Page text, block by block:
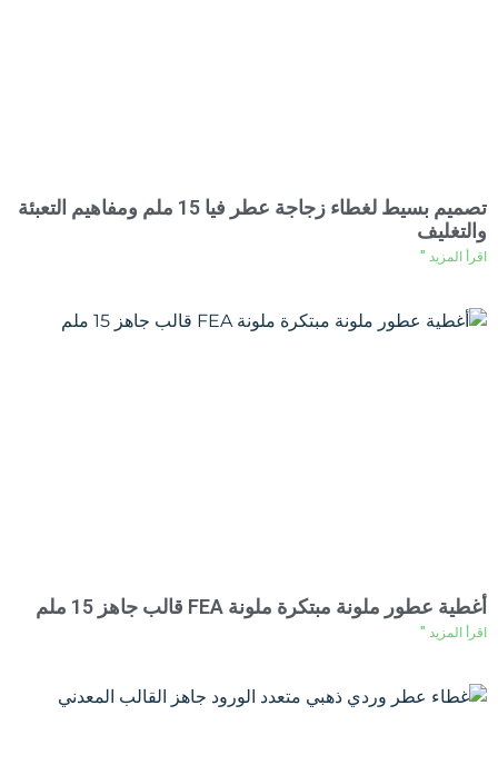
تصميم بسيط لغطاء زجاجة عطر فيا 15 ملم ومفاهيم التعبئة
والتغليف
اقرأ المزيد "
أغطية عطور ملونة مبتكرة ملونة FEA قالب جاهز 15 ملم
اقرأ المزيد "